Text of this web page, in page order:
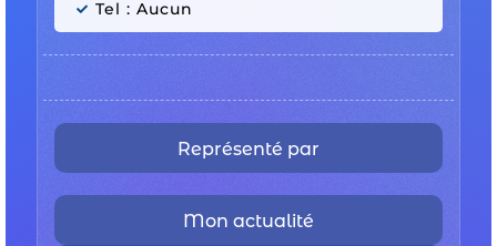
Tel : Aucun
Représenté par
Mon actualité